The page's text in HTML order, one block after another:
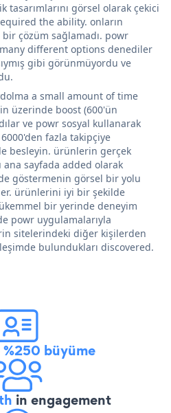
görsel olarak çekici
the ability. onların
çözüm sağlamadı. powr
different options denediler
gibi görünmüyordu ve
a small amount of time
üzerinde boost (600'ün
ve powr sosyal kullanarak
fazla takipçiye
besleyin. ürünlerin gerçek
sayfada added olarak
göstermenin görsel bir yolu
ürünlerini iyi bir şekilde
bir yerinde deneyim
powr uygulamalarıyla
sitelerindeki diğer kişilerden
bulundukları discovered.
%250 büyüme
in engagement